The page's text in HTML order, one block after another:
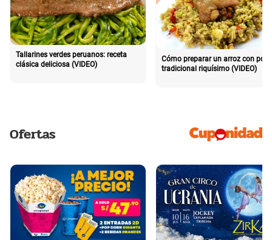
Tallarines verdes peruanos: receta
clásica deliciosa (VIDEO)
Cómo preparar un arroz con pollo
tradicional riquísimo (VIDEO)
Ofertas